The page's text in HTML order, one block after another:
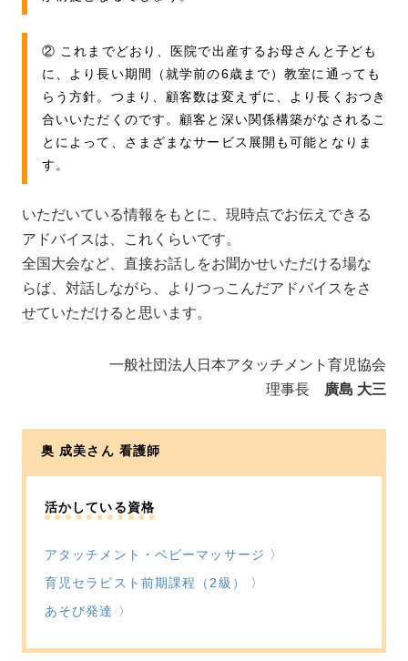
② これまでどおり、医院で出産するお母さんと子ども
に、より長い期間（就学前の6歳まで）教室に通っても
らう方針。つまり、顧客数は変えずに、より長くおつき
合いいただくのです。顧客と深い関係構築がなされるこ
とによって、さまざまなサービス展開も可能となりま
す。
いただいている情報をもとに、現時点でお伝えできる
アドバイスは、これくらいです。
全国大会など、直接お話しをお聞かせいただける場な
らば、対話しながら、よりつっこんだアドバイスをさ
せていただけると思います。
一般社団法人日本アタッチメント育児協会
理事長 廣島 大三
奥 成美さん 看護師
活かしている資格
アタッチメント・ベビーマッサージ 〉
育児セラピスト前期課程（2級） 〉
あそび発達 〉